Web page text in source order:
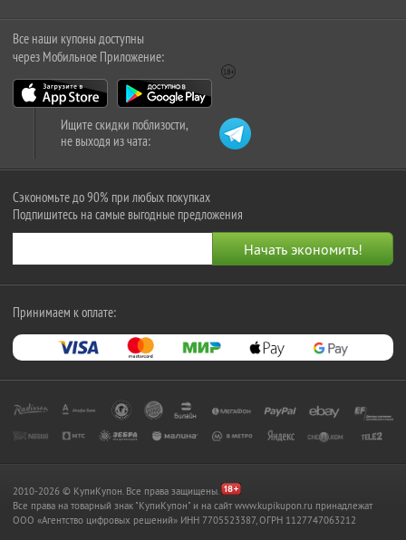
Все наши купоны доступны
через Мобильное Приложение:
Ищите скидки поблизости,
не выходя из чата:
Сэкономьте до 90% при любых покупках
Подпишитесь на самые выгодные предложения
Принимаем к оплате:
2010-2026 © КупиКупон. Все права защищены.
Все права на товарный знак "КупиКупон" и на сайт www.kupikupon.ru принадлежат
OOO «Агентство цифровых решений» ИНН 7705523387, ОГРН 1127747063212